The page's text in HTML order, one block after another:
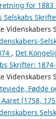
for 1883
Selskabs
Videnskabers
, Det
Skrifter:
Videnskabers
Fødde
(1758,